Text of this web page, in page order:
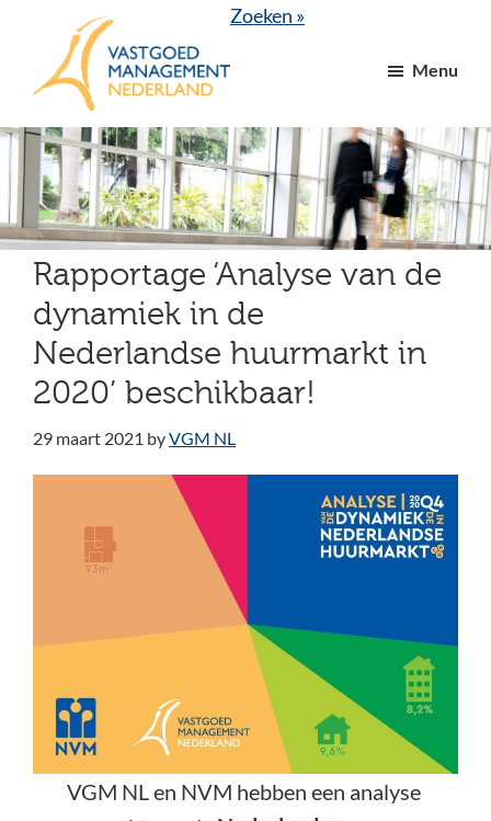
inhoud
VGM
NL
dé
branchevereniging
voor
vastgoed-
en
VvE
managers
Zoeken »
Menu
Rapportage ‘Analyse van de
dynamiek in de
Nederlandse huurmarkt in
2020’ beschikbaar!
29 maart 2021 byVGM NL
VGM NL en NVM hebben een analyse